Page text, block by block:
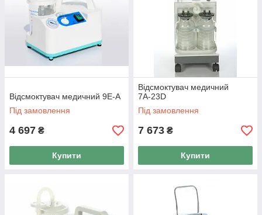
Відсмоктувач медичний 9Е-А
Під замовлення
4 697 ₴
Купити
Відсмоктувач медичний
7А-23D
Під замовлення
7 673 ₴
Купити